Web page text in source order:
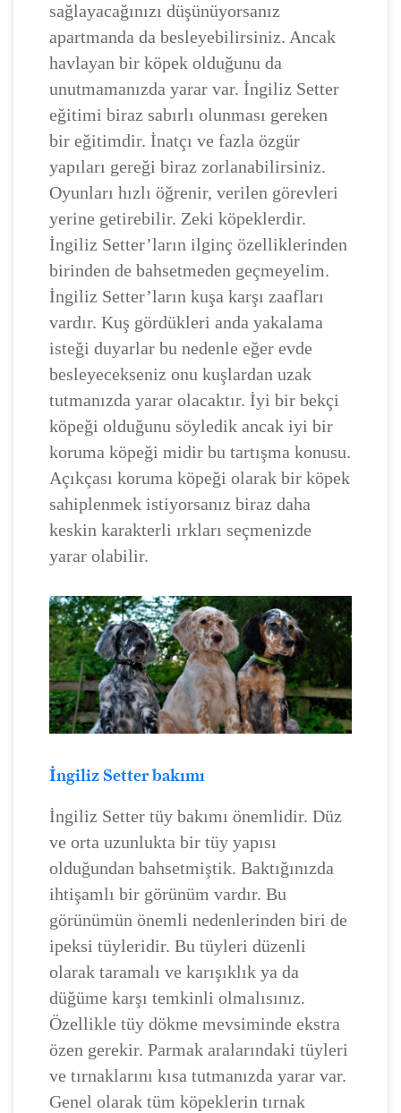
sağlayacağınızı düşünüyorsanız
apartmanda da besleyebilirsiniz. Ancak
havlayan bir köpek olduğunu da
unutmamanızda yarar var. İngiliz Setter
eğitimi biraz sabırlı olunması gereken
bir eğitimdir. İnatçı ve fazla özgür
yapıları gereği biraz zorlanabilirsiniz.
Oyunları hızlı öğrenir, verilen görevleri
yerine getirebilir. Zeki köpeklerdir.
İngiliz Setter’ların ilginç özelliklerinden
birinden de bahsetmeden geçmeyelim.
İngiliz Setter’ların kuşa karşı zaafları
vardır. Kuş gördükleri anda yakalama
isteği duyarlar bu nedenle eğer evde
besleyecekseniz onu kuşlardan uzak
tutmanızda yarar olacaktır. İyi bir bekçi
köpeği olduğunu söyledik ancak iyi bir
koruma köpeği midir bu tartışma konusu.
Açıkçası koruma köpeği olarak bir köpek
sahiplenmek istiyorsanız biraz daha
keskin karakterli ırkları seçmenizde
yarar olabilir.
İngiliz Setter bakımı
İngiliz Setter tüy bakımı önemlidir. Düz
ve orta uzunlukta bir tüy yapısı
olduğundan bahsetmiştik. Baktığınızda
ihtişamlı bir görünüm vardır. Bu
görünümün önemli nedenlerinden biri de
ipeksi tüyleridir. Bu tüyleri düzenli
olarak taramalı ve karışıklık ya da
düğüme karşı temkinli olmalısınız.
Özellikle tüy dökme mevsiminde ekstra
özen gerekir. Parmak aralarındaki tüyleri
ve tırnaklarını kısa tutmanızda yarar var.
Genel olarak tüm köpeklerin tırnak